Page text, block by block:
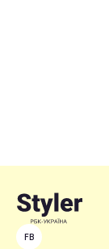
FB